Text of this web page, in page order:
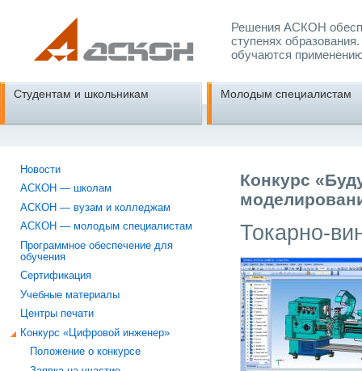
Решения АСКОН
ступенях
обучаются
Студентам и школьникам Молодым специалистам
Новости
АСКОН — школам
АСКОН — вузам и колледжам
АСКОН — молодым специалистам
Программное обеспечение для
обучения
Сертификация
Учебные материалы
Центры печати
Конкурс «Цифровой инженер»
Положение о конкурсе
Конкурс
Токарно-